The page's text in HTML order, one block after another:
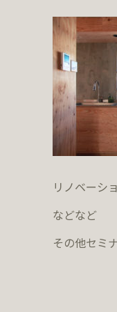
リノベーシ
などなど
その他セミ